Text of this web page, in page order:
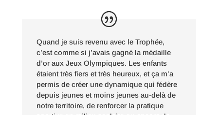
Quand je suis revenu avec le Trophée,
c’est comme si j’avais gagné la médaille
d’or aux Jeux Olympiques. Les enfants
étaient très fiers et très heureux, et ça m’a
permis de créer une dynamique qui fédère
depuis jeunes et moins jeunes au-delà de
notre territoire, de renforcer la pratique